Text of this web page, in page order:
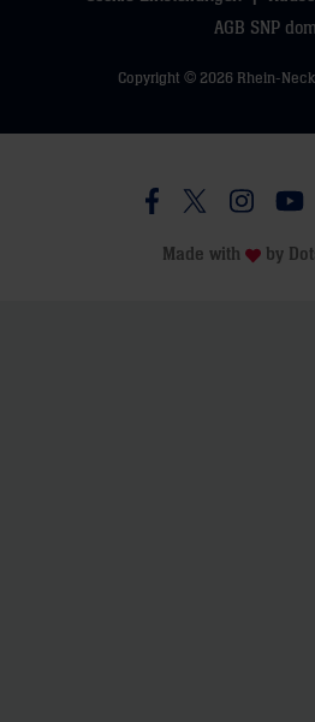
AGB SNP
Copyright © 2026 Rhein-
Besucht uns auf
Besucht uns
Besucht
Made with by